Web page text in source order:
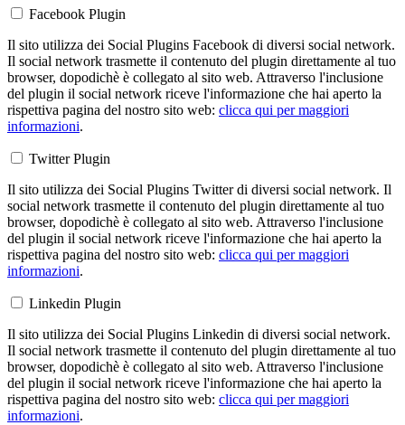
Facebook Plugin
Il sito utilizza dei Social Plugins Facebook di diversi social network.
Il social network trasmette il contenuto del plugin direttamente al tuo
browser, dopodichè è collegato al sito web. Attraverso l'inclusione
del plugin il social network riceve l'informazione che hai aperto la
rispettiva pagina del nostro sito web: clicca qui per maggiori
informazioni.
Twitter Plugin
Il sito utilizza dei Social Plugins Twitter di diversi social network. Il
social network trasmette il contenuto del plugin direttamente al tuo
browser, dopodichè è collegato al sito web. Attraverso l'inclusione
del plugin il social network riceve l'informazione che hai aperto la
rispettiva pagina del nostro sito web: clicca qui per maggiori
informazioni.
Linkedin Plugin
Il sito utilizza dei Social Plugins Linkedin di diversi social network.
Il social network trasmette il contenuto del plugin direttamente al tuo
browser, dopodichè è collegato al sito web. Attraverso l'inclusione
del plugin il social network riceve l'informazione che hai aperto la
rispettiva pagina del nostro sito web: clicca qui per maggiori
informazioni.